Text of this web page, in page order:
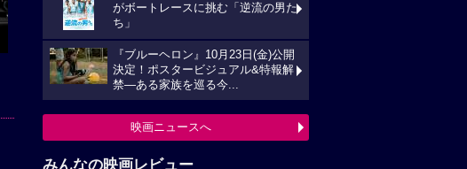
がボートレースに挑む「逆流の男た
ち」
『ブルーヘロン』10月23日(金)公開
決定！ポスタービジュアル&特報解
禁―ある家族を巡る今...
映画ニュースへ
みんなの映画レビュー